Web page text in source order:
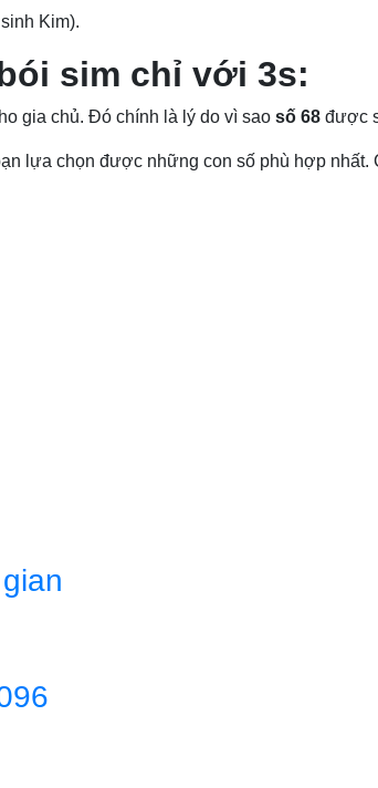
Kim).
sim chỉ với 3s:
gia chủ. Đó chính là lý do vì sao số 68 được
lựa chọn được những con số phù hợp